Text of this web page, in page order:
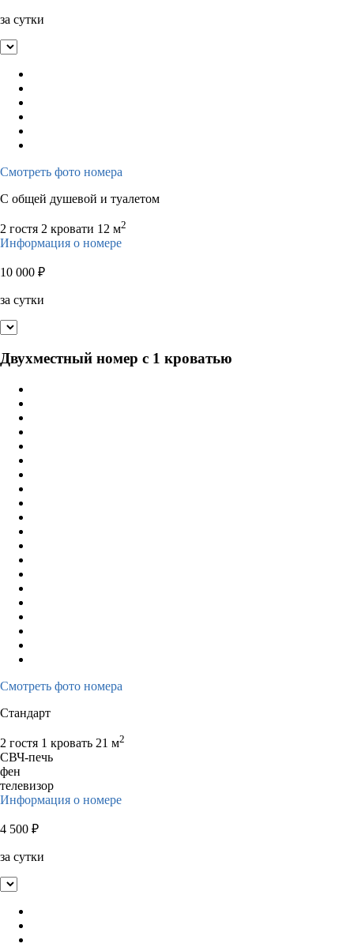
за сутки
Смотреть фото номера
С общей душевой и туалетом
2 гостя 2 кровати 12 м2
Информация о номере
10 000 ₽
за сутки
Двухместный номер с 1 кроватью
Смотреть фото номера
Стандарт
2 гостя 1 кровать 21 м2
СВЧ-печь
фен
телевизор
Информация о номере
4 500 ₽
за сутки